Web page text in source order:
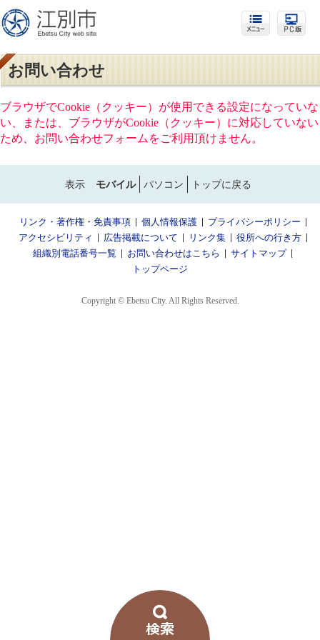
お問い合わせ
ブラウザでCookie（クッキー）が使用できる設定になっていな
い、または、ブラウザがCookie（クッキー）に対応していない
ため、お問い合わせフォームをご利用頂けません。
表示 モバイル パソコン トップに戻る
リンク・著作権・免責事項 個人情報保護
プライバシーポリシー
アクセシビリティ
広告掲載について リンク集
役所への行き方
組織別電話番号一覧
お問い合わせはこちら
サイトマップ
トップページ
Copyright © Ebetsu City. All Rights Reserved.